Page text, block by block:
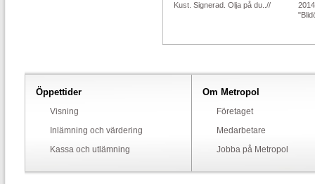
Kust. Signerad. Olja på du..//
Öppettider
Visning
Inlämning och värdering
Kassa och utlämning
Om Metropol
Företaget
Medarbetare
Jobba på Metropol